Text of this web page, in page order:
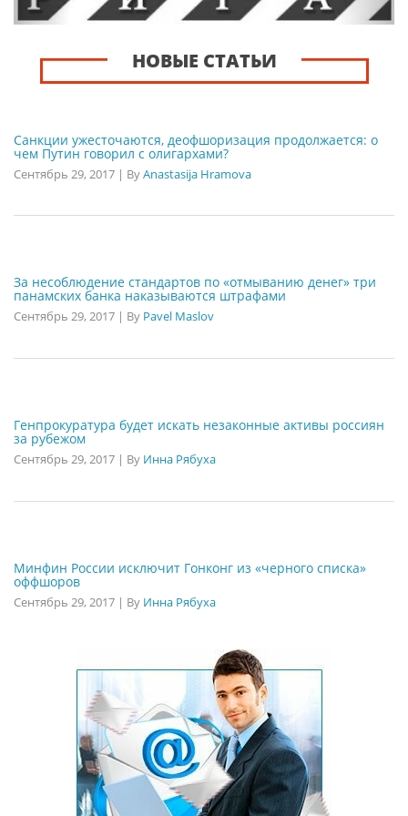
НОВЫЕ СТАТЬИ
Санкции ужесточаются, деофшоризация продолжается: о
чем Путин говорил с олигархами?
Сентябрь 29, 2017 | ByAnastasija Hramova
За несоблюдение стандартов по «отмыванию денег» три
панамских банка наказываются штрафами
Сентябрь 29, 2017 | By Pavel Maslov
Генпрокуратура будет искать незаконные активы россиян
за рубежом
Сентябрь 29, 2017 | By Инна Рябуха
Минфин России исключит Гонконг из «черного списка»
оффшоров
Сентябрь 29, 2017 | By Инна Рябуха